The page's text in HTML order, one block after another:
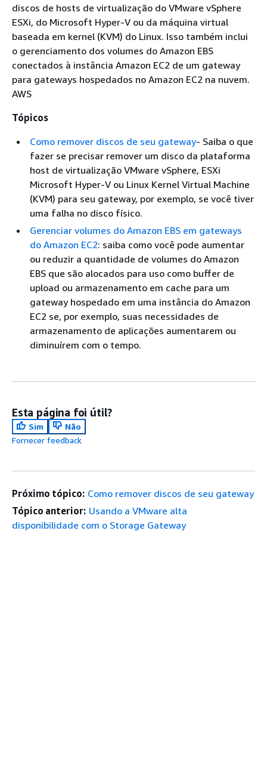
discos de hosts de virtualização do VMware vSphere
ESXi, do Microsoft Hyper-V ou da máquina virtual
baseada em kernel (KVM) do Linux. Isso também inclui
o gerenciamento dos volumes do Amazon EBS
conectados à instância Amazon EC2 de um gateway
para gateways hospedados no Amazon EC2 na nuvem.
AWS
Tópicos
Como remover discos de seu gateway- Saiba o que
fazer se precisar remover um disco da plataforma
host de virtualização VMware vSphere, ESXi
Microsoft Hyper-V ou Linux Kernel Virtual Machine
(KVM) para seu gateway, por exemplo, se você tiver
uma falha no disco físico.
Gerenciar volumes do Amazon EBS em gateways
do Amazon EC2: saiba como você pode aumentar
ou reduzir a quantidade de volumes do Amazon
EBS que são alocados para uso como buffer de
upload ou armazenamento em cache para um
gateway hospedado em uma instância do Amazon
EC2 se, por exemplo, suas necessidades de
armazenamento de aplicações aumentarem ou
diminuírem com o tempo.
Esta página foi útil?
Sim
Não
Fornecer feedback
Próximo tópico: Como remover discos de seu gateway
Tópico anterior: Usando a VMware alta
disponibilidade com o Storage Gateway